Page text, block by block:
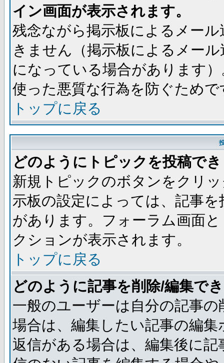
イン画面が表示されます。
残念ながら掲示板によるメー
きません（掲示板によるメー
になっている場合があります
使った悪質な行為を防ぐためで
トップに戻る
どのようにトピックを投稿で
新規トピックのボタンをクリ
示板の設定によっては、記事
があります。フォーラム画面
クションが表示されます。
トップに戻る
どのように記事を削除/編集で
一般のユーザーは自分の記事
場合は、編集したい記事の編
返信がある場合は、編集後に